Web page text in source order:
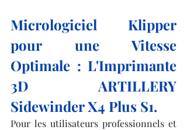
Micrologiciel Klipper
pour une Vitesse
Optimale : L'Imprimante
3D ARTILLERY
Sidewinder X4 Plus S1.
Pour les utilisateurs professionnels et